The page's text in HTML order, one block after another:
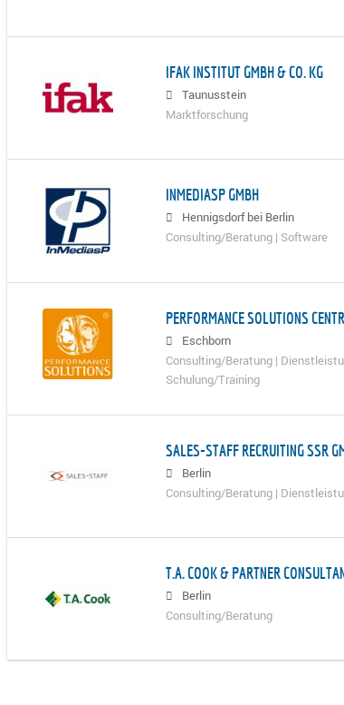
IFAK INSTITUT GMBH & CO. KG
Taunusstein
Marktforschung
INMEDIASP GMBH
Hennigsdorf bei Berlin
Consulting/Beratung | Software
PERFORMANCE SOLUTIONS
Eschborn
Consulting/Beratung |
Schulung/Training
SALES-STAFF RECRUITING SSR
Berlin
Consulting/Beratung |
T.A. COOK & PARTNER
Berlin
Consulting/Beratung